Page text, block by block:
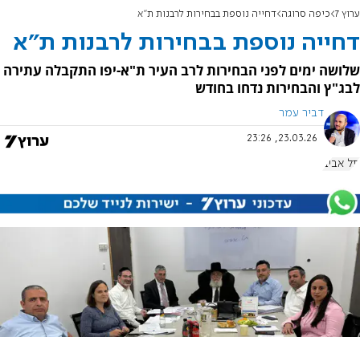
ערוץ 7 כיפה סרוגה דחייה נוספת בבחירות לרבנות ת"א
דחייה נוספת בבחירות לרבנות ת"א
שלושה ימים לפני הבחירות לרב העיר ת"א-יפו התקבלה עתירה
לבג"ץ והבחירות נדחו בחודש
דביר עמר
23.03.26, 23:26
תל אביב